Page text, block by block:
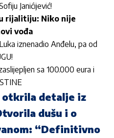
Janićijević!
rijalitiju: Niko nije
vođa
iznenadio Anđelu, pa od
sa 100.000 eura i
otkrila detalje iz
dušu i o
“Definitivno